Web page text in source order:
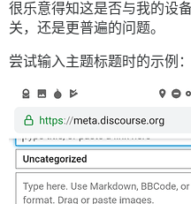
很乐意得知这是否与我的设
关，还是更普遍的问题。
尝试输入主题标题时的示例：